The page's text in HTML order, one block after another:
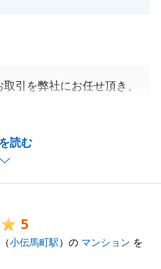
読む
引を弊社にお任せ頂き、
無事にお取引が出来たと
お部屋を気に入って頂け
れば、お気軽にご相談下
い致します。
5
（小伝馬町駅）の マンション を